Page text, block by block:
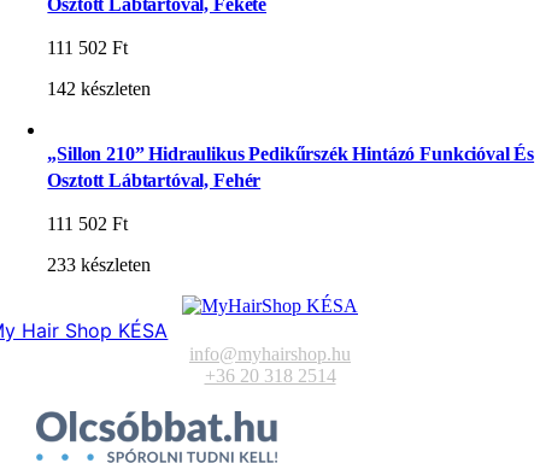
Osztott Lábtartóval, Fekete
111 502Ft
142 készleten
„Sillon 210” Hidraulikus Pedikűrszék Hintázó Funkcióval És
Osztott Lábtartóval, Fehér
111 502Ft
233 készleten
Hair Shop KÉSA
info@myhairshop.hu
+36 20 318 2514